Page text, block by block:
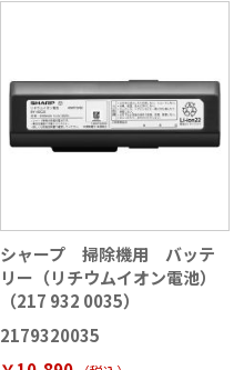
シャープ 掃除機用 バッテ
リー（リチウムイオン電池）
（217 932 0035）
2179320035